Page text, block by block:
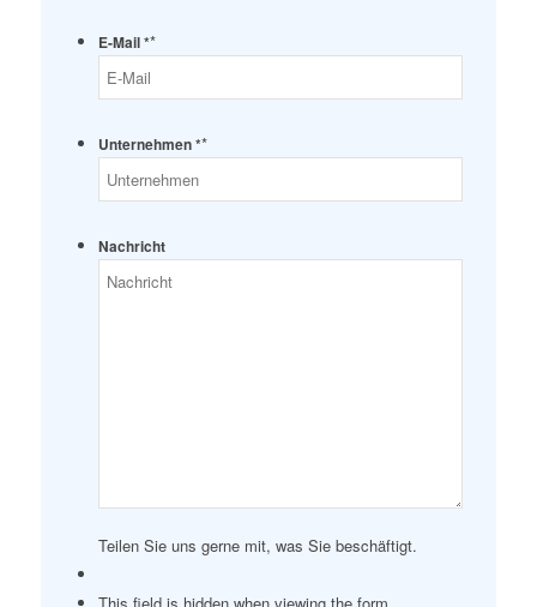
E-Mail **
Unternehmen **
Nachricht
Teilen Sie uns gerne mit, was Sie beschäftigt.